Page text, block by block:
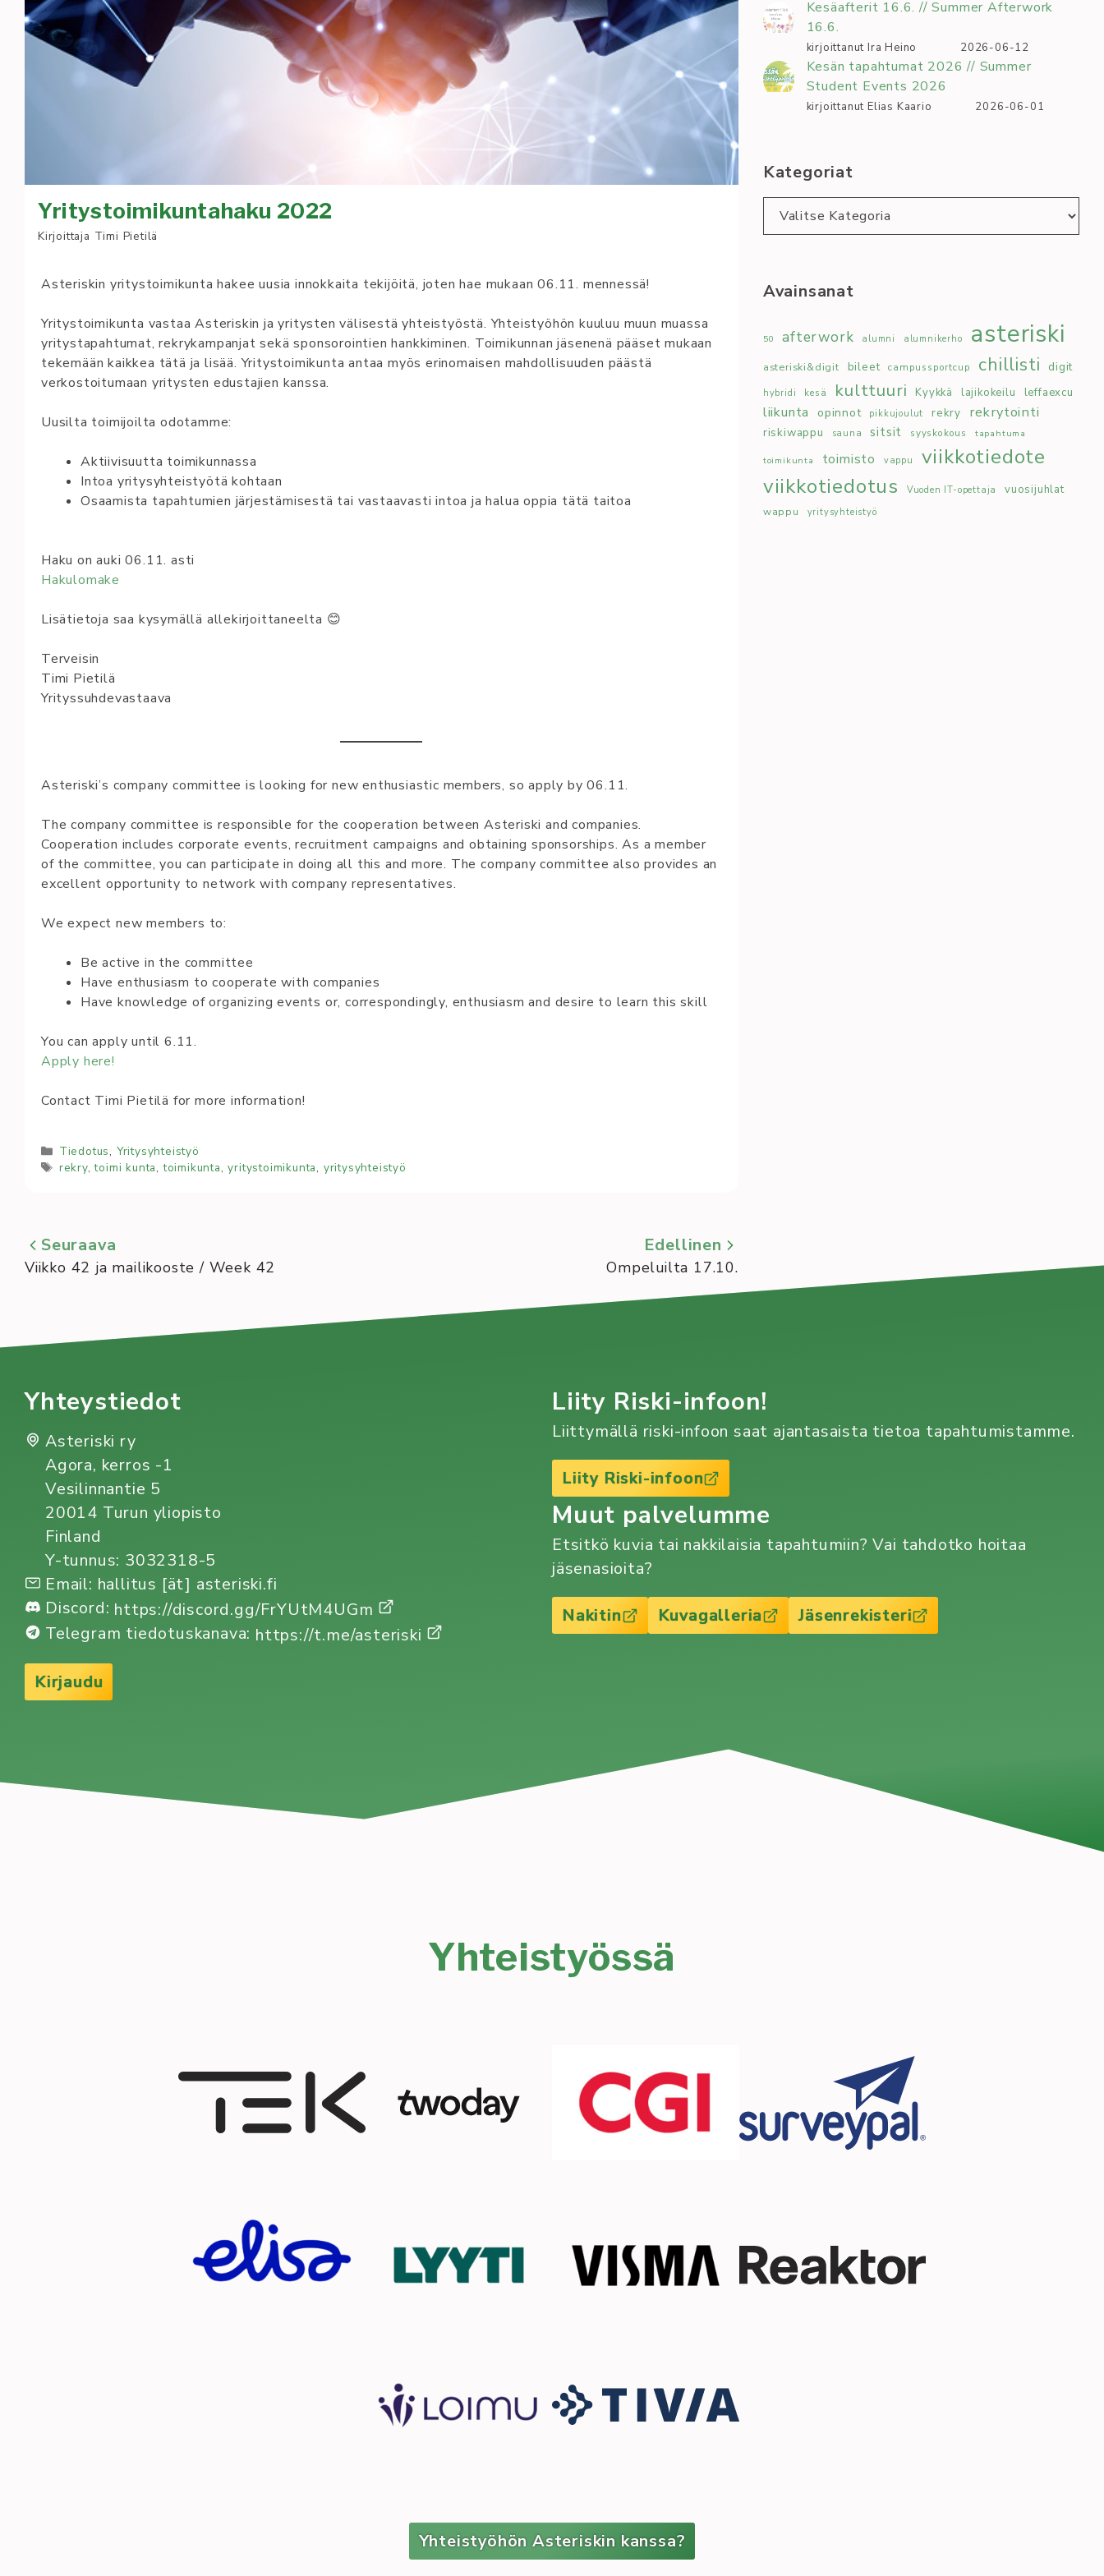
Yritystoimikuntahaku 2022
Kirjoittaja Timi Pietilä
Asteriskin yritystoimikunta hakee uusia innokkaita tekijöitä, joten hae mukaan 06.11. mennessä!
Yritystoimikunta vastaa Asteriskin ja yritysten välisestä yhteistyöstä. Yhteistyöhön kuuluu muun muassa
yritystapahtumat, rekrykampanjat sekä sponsorointien hankkiminen. Toimikunnan jäsenenä pääset mukaan
tekemään kaikkea tätä ja lisää. Yritystoimikunta antaa myös erinomaisen mahdollisuuden päästä
verkostoitumaan yritysten edustajien kanssa.
Uusilta toimijoilta odotamme:
Aktiivisuutta toimikunnassa
Intoa yritysyhteistyötä kohtaan
Osaamista tapahtumien järjestämisestä tai vastaavasti intoa ja halua oppia tätä taitoa
Haku on auki 06.11. asti
Hakulomake
Lisätietoja saa kysymällä allekirjoittaneelta 😊
Terveisin
Timi Pietilä
Yrityssuhdevastaava
Asteriski’s company committee is looking for new enthusiastic members, so apply by 06.11.
The company committee is responsible for the cooperation between Asteriski and companies.
Cooperation includes corporate events, recruitment campaigns and obtaining sponsorships. As a member
of the committee, you can participate in doing all this and more. The company committee also provides an
excellent opportunity to network with company representatives.
We expect new members to:
Be active in the committee
Have enthusiasm to cooperate with companies
Have knowledge of organizing events or, correspondingly, enthusiasm and desire to learn this skill
You can apply until 6.11.
Apply here!
Contact Timi Pietilä for more information!
Kategoriat
Tiedotus, Yritysyhteistyö
Avainsanat
rekry,toimi kunta,toimikunta,yritystoimikunta, yritysyhteistyö
Seuraava
Viikko 42 ja mailikooste / Week 42
Edellinen
Ompeluilta 17.10.
Kesäafterit 16.6. // Summer Afterwork
16.6.
kirjoittanut Ira Heino 2026-06-12
Kesän tapahtumat 2026 // Summer
Student Events 2026
kirjoittanut Elias Kaario 2026-06-01
Kategoriat
Kategoriat
Avainsanat
50 afterwork alumni alumnikerho asteriski
asteriski&digit bileet campussportcup chillisti digit
hybridi kesä kulttuuri Kyykkä lajikokeilu leffaexcu
liikunta opinnot pikkujoulut rekry rekrytointi
riskiwappu sauna sitsit syyskokous tapahtuma
toimikunta toimisto vappu
viikkotiedote
viikkotiedotus
Vuoden IT-opettaja vuosijuhlat
wappu yritysyhteistyö
Yhteystiedot
Asteriski ry
Agora, kerros -1
Vesilinnantie 5
20014 Turun yliopisto
Finland
Y-tunnus: 3032318-5
Email: hallitus [ät] asteriski.fi
Discord: https://discord.gg/FrYUtM4UGm
Telegram tiedotuskanava: https://t.me/asteriski
Kirjaudu
Liity Riski-infoon!
Liittymällä riski-infoon saat ajantasaista tietoa tapahtumistamme.
Liity Riski-infoon
Muut palvelumme
Etsitkö kuvia tai nakkilaisia tapahtumiin? Vai tahdotko hoitaa
jäsenasioita?
Nakitin Kuvagalleria Jäsenrekisteri
Yhteistyössä
Yhteistyöhön Asteriskin kanssa?